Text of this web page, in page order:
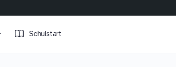
Schulstart